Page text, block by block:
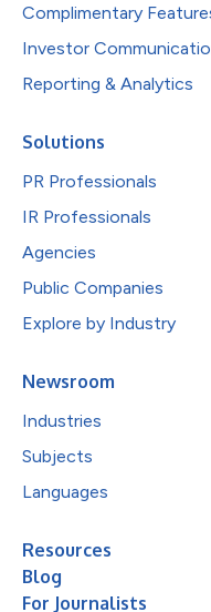
Complimentary
Investor
Reporting & Analytics
Solutions
PR Professionals
IR Professionals
Agencies
Public Companies
Explore by Industry
Newsroom
Industries
Subjects
Languages
Resources
Blog
For Journalists